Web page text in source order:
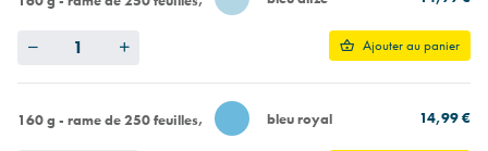
Ajouter au panier
160 g - rame de 250 feuilles bleu royal 14,99 €